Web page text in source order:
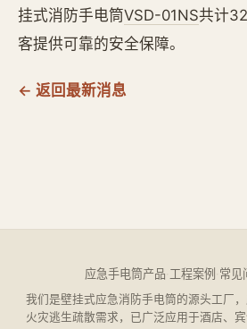
挂式消防手电筒VSD-01NS共计
客提供可靠的安全保障。
← 返回最新消息
应急手电筒产品 工程案例 常见
我们是壁挂式应急消防手电筒的源头工厂
火灾逃生疏散需求，已广泛应用于酒店、